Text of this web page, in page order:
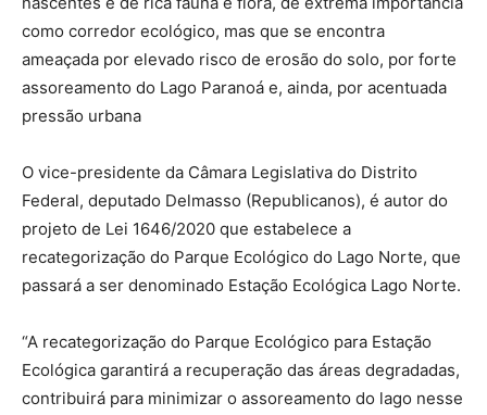
como corredor ecológico, mas que se encontra
ameaçada por elevado risco de erosão do solo, por forte
assoreamento do Lago Paranoá e, ainda, por acentuada
pressão urbana
O vice-presidente da Câmara Legislativa do Distrito
Federal, deputado Delmasso (Republicanos), é autor do
projeto de Lei 1646/2020 que estabelece a
recategorização do Parque Ecológico do Lago Norte, que
passará a ser denominado Estação Ecológica Lago Norte.
“A recategorização do Parque Ecológico para Estação
Ecológica garantirá a recuperação das áreas degradadas,
contribuirá para minimizar o assoreamento do lago nesse